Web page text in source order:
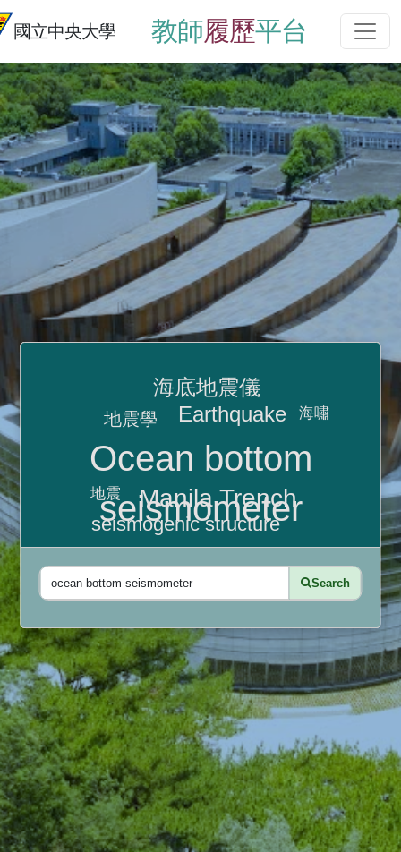
國立中央大學 教師履歷平台
Ocean bottom
seismometer
Manila Trench
Earthquake
海底地震儀
seismogenic structure
地震學
地震
海嘯
Search